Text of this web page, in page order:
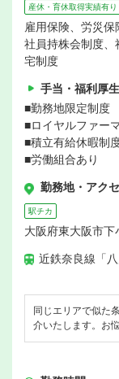
産休・育休取得実績有り
雇用保険、労災
社員持株会制度、
宅制度
手当・福利厚
■勤務地限定制
■ロイヤルファー
■積立有給休暇制
■労働組合あり
勤務地・アク
駅チカ
大阪府東大阪市
近鉄奈良線「
同じエリアで似た
介いたします。お